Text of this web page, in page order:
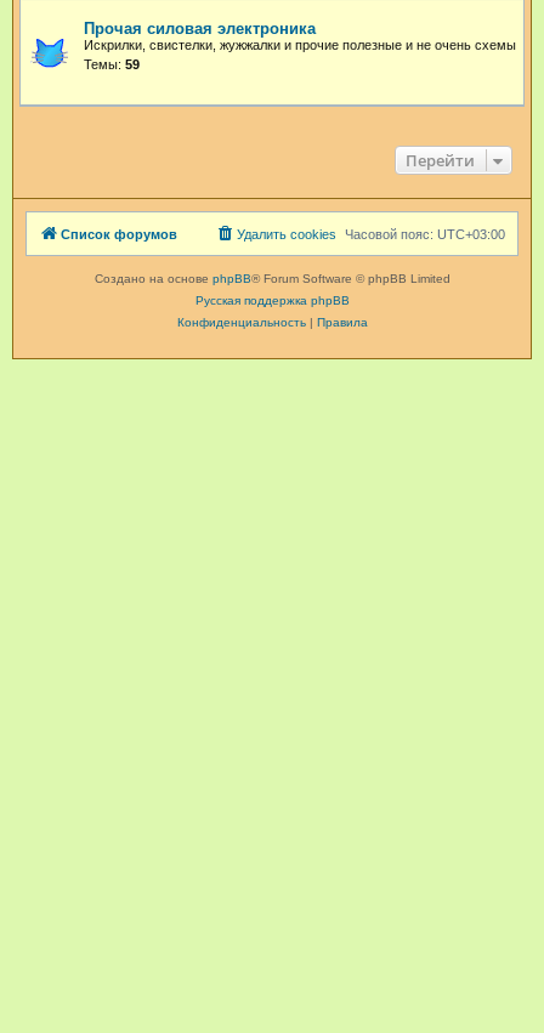
Прочая силовая электроника
Искрилки, свистелки, жужжалки и прочие полезные и не очень схемы
Темы: 59
Перейти
Список форумов Часовой пояс: UTC+03:00
Удалить cookies
Создано на основе phpBB® Forum Software © phpBB Limited
Русская поддержка phpBB
Конфиденциальность| Правила